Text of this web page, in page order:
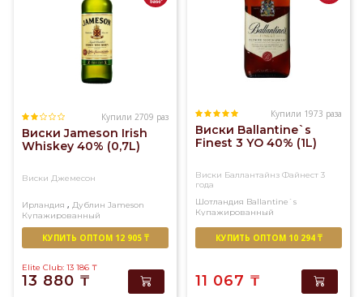
Купили 2709 раз
Виски Jameson Irish
Whiskey 40% (0,7L)
Виски Джемесон
Ирландия , Дублин Jameson
Купажированный
КУПИТЬ ОПТОМ 12 905 ₸
Elite Club: 13 186 ₸
13 880 ₸
Купили 1973 раза
Виски Ballantine`s
Finest 3 YO 40% (1L)
Виски Баллантайнз Файнест 3
года
Шотландия Ballantine`s
Купажированный
КУПИТЬ ОПТОМ 10 294 ₸
11 067 ₸